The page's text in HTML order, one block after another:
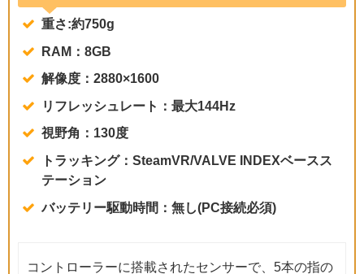
重さ:約750g
RAM：8GB
解像度：2880×1600
リフレッシュレート：最大144Hz
視野角：130度
トラッキング：SteamVR/VALVE INDEXベースス
テーション
バッテリー駆動時間：無し(PC接続必須)
コントローラーに搭載されたセンサーで、5本の指の